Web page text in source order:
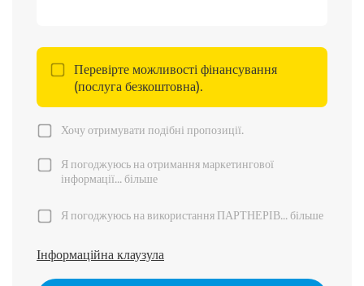
Перевірте можливості фінансування
(послуга безкоштовна).
Хочу отримувати подібні пропозиції.
Я погоджуюсь на отримання маркетингової
інформації...більше
Я погоджуюсь на використання ПАРТНЕРІВ...більше
Інформаційна клаузула